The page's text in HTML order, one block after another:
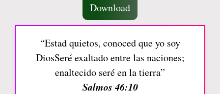
Download
“Estad quietos, conoced que yo soy
DiosSeré exaltado entre las naciones;
enaltecido seré en la tierra”
Salmos 46:10